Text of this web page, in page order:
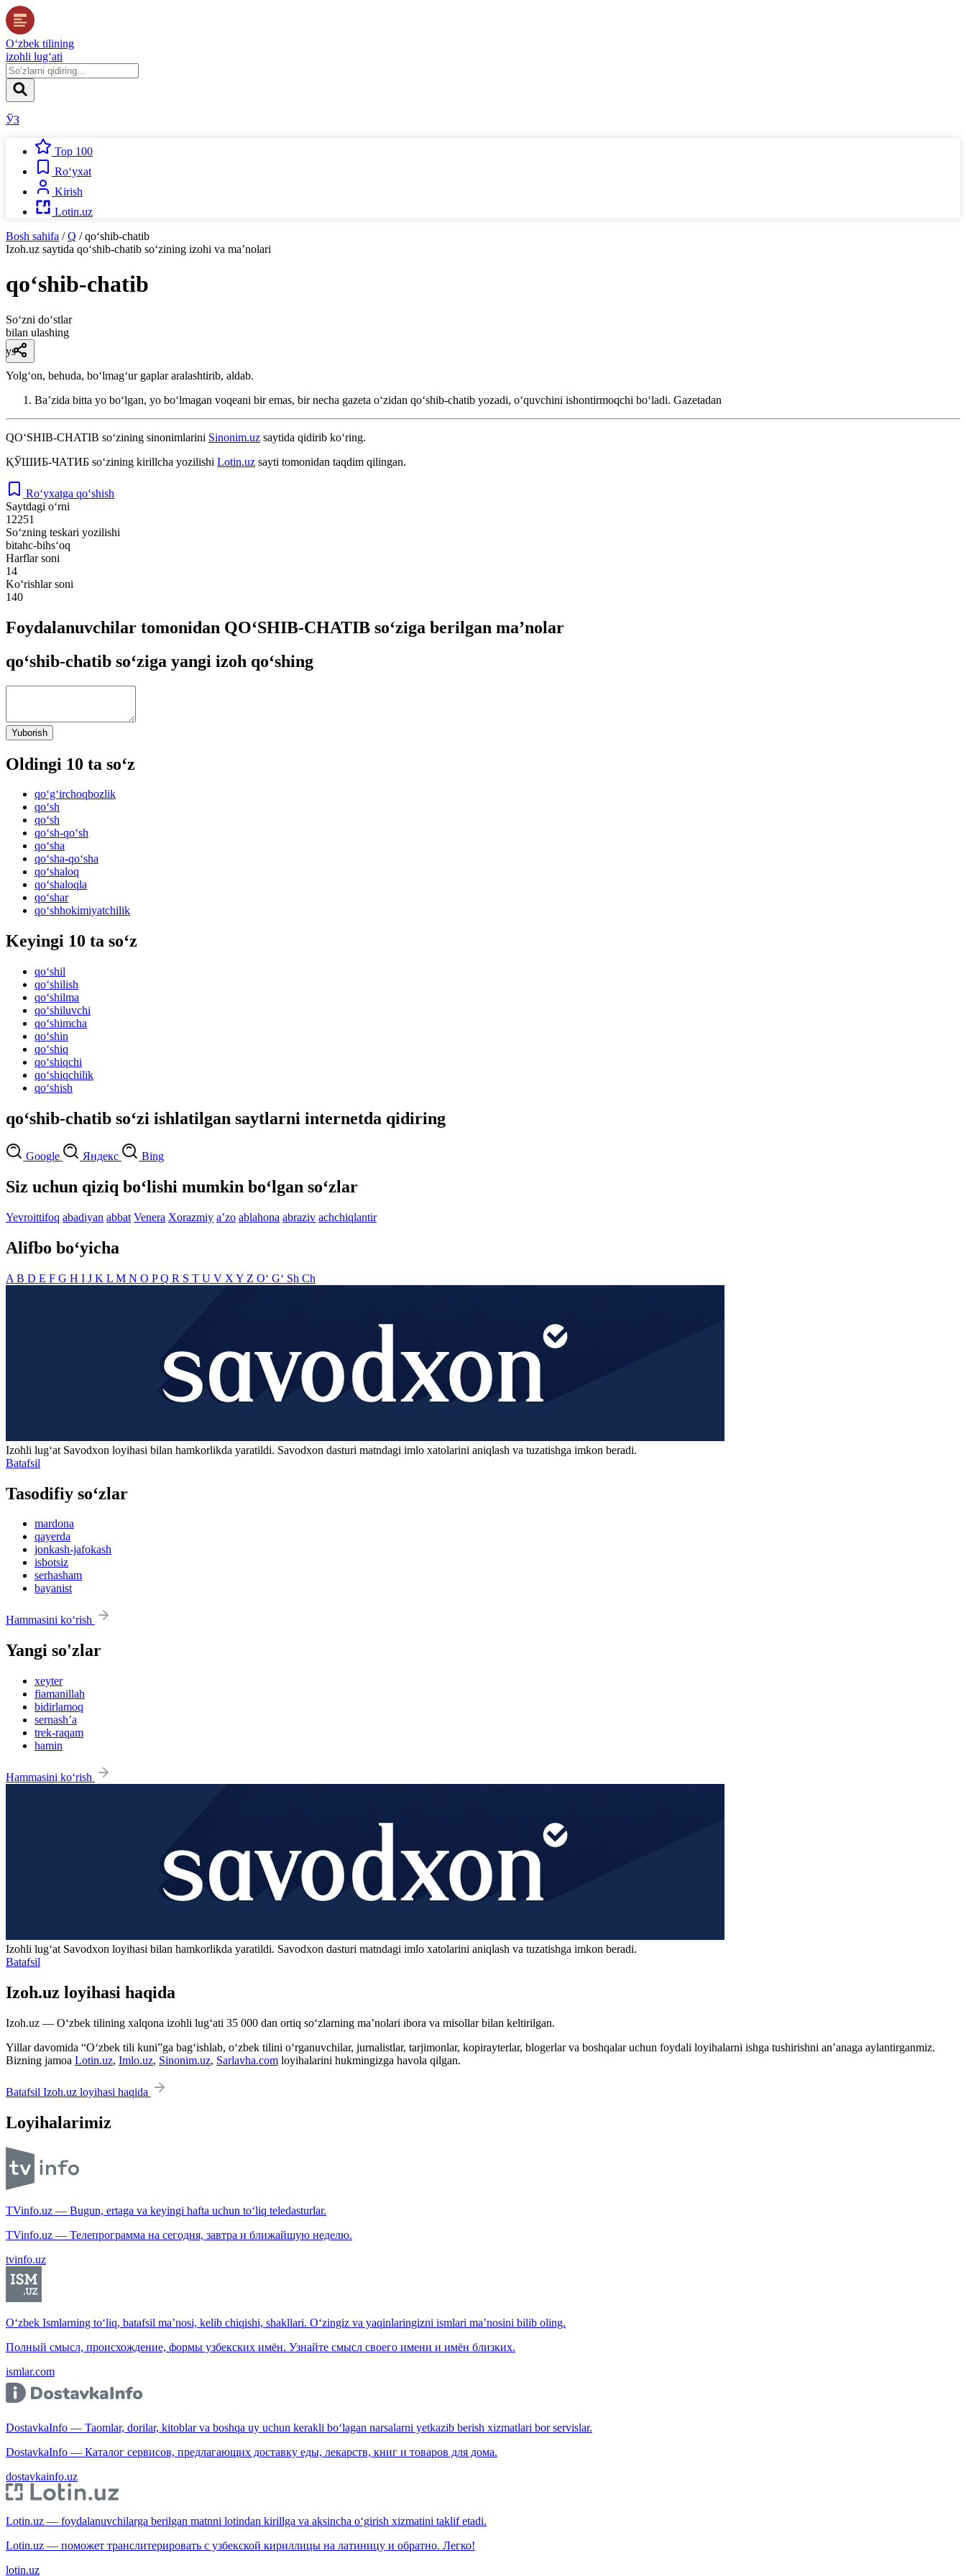
O‘zbek tilining
izohli lug‘ati
ЎЗ
Top 100
Ro‘yxat
Kirish
Lotin.uz
Bosh sahifa / Q / qo‘shib-chatib
Izoh.uz saytida qo‘shib-chatib so‘zining izohi va ma’nolari
qo‘shib-chatib
So‘zni do‘stlar
bilan ulashing
ys
Yolgʻon, behuda, boʻlmagʻur gaplar aralashtirib, aldab.
Baʼzida bitta yo boʻlgan, yo boʻlmagan voqeani bir emas, bir necha gazeta oʻzidan qoʻshib-chatib yozadi, oʻquvchini ishontirmoqchi boʻladi. Gazetadan
QO‘SHIB-CHATIB so‘zining sinonimlarini Sinonim.uz saytida qidirib ko‘ring.
ҚЎШИБ-ЧАТИБ so‘zining kirillcha yozilishi Lotin.uz sayti tomonidan taqdim qilingan.
Ro‘yxatga qo‘shish
Saytdagi o‘rni
12251
So‘zning teskari yozilishi
bitahc-bihs‘oq
Harflar soni
14
Ko‘rishlar soni
140
Foydalanuvchilar tomonidan QO‘SHIB-CHATIB so‘ziga berilgan ma’nolar
qo‘shib-chatib so‘ziga yangi izoh qo‘shing
Yuborish
Oldingi 10 ta so‘z
qo‘g‘irchoqbozlik
qo‘sh
qo‘sh
qo‘sh-qo‘sh
qo‘sha
qo‘sha-qo‘sha
qo‘shaloq
qo‘shaloqla
qo‘shar
qo‘shhokimiyatchilik
Keyingi 10 ta so‘z
qo‘shil
qo‘shilish
qo‘shilma
qo‘shiluvchi
qo‘shimcha
qo‘shin
qo‘shiq
qo‘shiqchi
qo‘shiqchilik
qo‘shish
qo‘shib-chatib so‘zi ishlatilgan saytlarni internetda qidiring
Google Яндекс Bing
Siz uchun qiziq bo‘lishi mumkin bo‘lgan so‘zlar
Yevroittifoq abadiyan abbat Venera Xorazmiy aʼzo ablahona abraziv achchiqlantir
Alifbo bo‘yicha
A B D E F G H I J K L M N O PQ R S T U V X Y Z O‘ G‘ Sh Ch
Izohli lugʻat Savodxon loyihasi bilan hamkorlikda yaratildi. Savodxon dasturi matndagi imlo xatolarini aniqlash va tuzatishga imkon beradi.
Batafsil
Tasodifiy so‘zlar
mardona
qayerda
jonkash-jafokash
isbotsiz
serhasham
bayanist
Hammasini ko‘rish
Yangi so'zlar
xeyter
fiamanillah
bidirlamoq
sernash’a
trek-raqam
hamin
Hammasini ko‘rish
Izohli lugʻat Savodxon loyihasi bilan hamkorlikda yaratildi. Savodxon dasturi matndagi imlo xatolarini aniqlash va tuzatishga imkon beradi.
Batafsil
Izoh.uz loyihasi haqida
Izoh.uz — O‘zbek tilining xalqona izohli lug‘ati 35 000 dan ortiq so‘zlarning ma’nolari ibora va misollar bilan keltirilgan.
Yillar davomida “O‘zbek tili kuni”ga bag‘ishlab, o‘zbek tilini o‘rganuvchilar, jurnalistlar, tarjimonlar, kopirayterlar, blogerlar va boshqalar uchun foydali loyihalarni ishga tushirishni an’anaga aylantirganmiz.
Bizning jamoa Lotin.uz, Imlo.uz, Sinonim.uz, Sarlavha.com loyihalarini hukmingizga havola qilgan.
Batafsil Izoh.uz loyihasi haqida
Loyihalarimiz
TVinfo.uz — Bugun, ertaga va keyingi hafta uchun to‘liq teledasturlar.
TVinfo.uz — Телепрограмма на сегодня, завтра и ближайшую неделю.
tvinfo.uz
O‘zbek Ismlarning to‘liq, batafsil ma’nosi, kelib chiqishi, shakllari. O‘zingiz va yaqinlaringizni ismlari ma’nosini bilib oling.
Полный смысл, происхождение, формы узбекских имён. Узнайте смысл своего имени и имён близких.
ismlar.com
DostavkaInfo — Taomlar, dorilar, kitoblar va boshqa uy uchun kerakli bo‘lagan narsalarni yetkazib berish xizmatlari bor servislar.
DostavkaInfo — Каталог сервисов, предлагающих доставку еды, лекарств, книг и товаров для дома.
dostavkainfo.uz
Lotin.uz — foydalanuvchilarga berilgan matnni lotindan kirillga va aksincha o‘girish xizmatini taklif etadi.
Lotin.uz — поможет транслитерировать с узбекской кириллицы на латиницу и обратно. Легко!
lotin.uz